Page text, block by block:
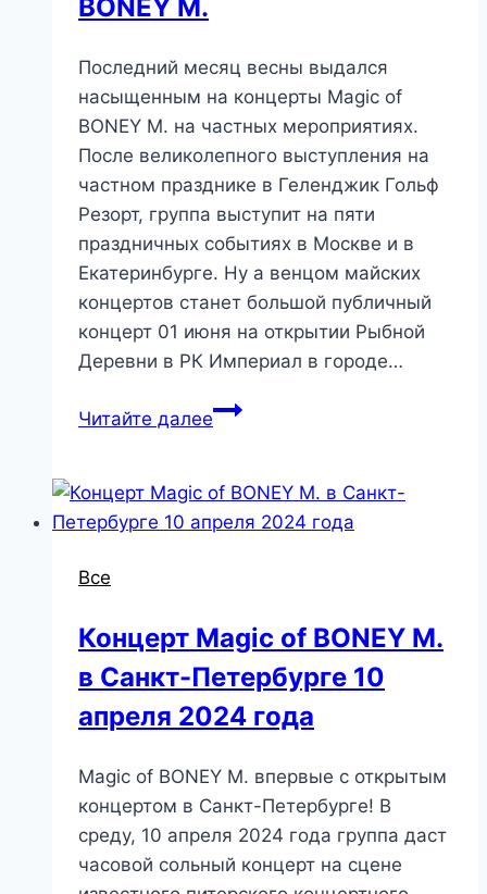
BONEY M.
Последний месяц весны выдался
насыщенным на концерты Magic of
BONEY M. на частных мероприятиях.
После великолепного выступления на
частном празднике в Геленджик Гольф
Резорт, группа выступит на пяти
праздничных событиях в Москве и в
Екатеринбурге. Ну а венцом майских
концертов станет большой публичный
концерт 01 июня на открытии Рыбной
Деревни в РК Империал в городе…
Читайте далее
Все
Концерт Magic of BONEY M.
в Санкт-Петербурге 10
апреля 2024 года
Magic of BONEY M. впервые с открытым
концертом в Санкт-Петербурге! В
среду, 10 апреля 2024 года группа даст
часовой сольный концерт на сцене